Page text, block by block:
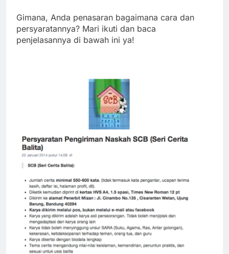
Gimana, Anda penasaran bagaimana cara dan
persyaratannya? Mari ikuti dan baca
penjelasannya di bawah ini ya!